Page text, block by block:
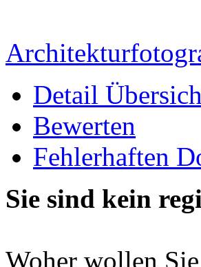
Detail
Bewerten
Fehlerhaften
Sie sind kein
Woher wollen